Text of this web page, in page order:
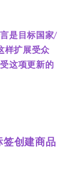
是目标国家/
样扩展受众
这项更新的
创建商品